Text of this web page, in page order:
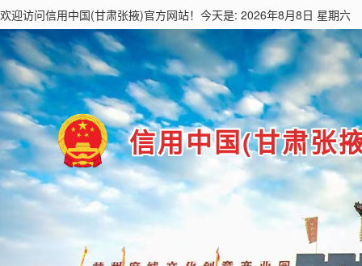
欢迎访问信用中国(甘肃张掖)官方网站！今天是: 2026年8月8日 星期六
信用中国(甘肃张